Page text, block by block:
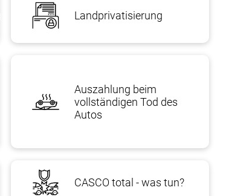
Landprivatisierung
Auszahlung beim
vollständigen Tod des
Autos
CASCO total - was tun?